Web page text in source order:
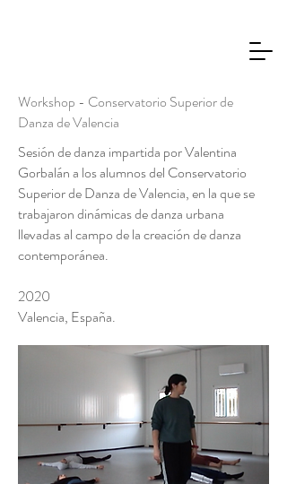
Workshop - Conservatorio Superior de
Danza de Valencia
Sesión de danza impartida por Valentina
Gorbalán a los alumnos del Conservatorio
Superior de Danza de Valencia, en la que se
trabajaron dinámicas de danza urbana
llevadas al campo de la creación de danza
contemporánea.
2020
Valencia, España.